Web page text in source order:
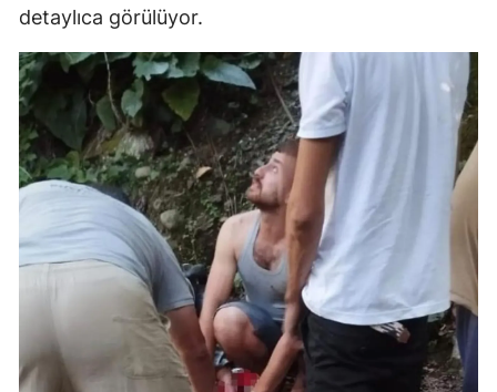
detaylıca görülüyor.